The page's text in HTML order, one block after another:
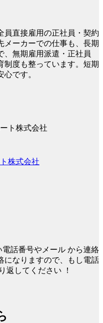
員直接雇用の正社員・契約
メーカーでの仕事も、長期
、無期雇用派遣・正社員
制度も整っています。短期
です。
株式会社
電話番号やメール から連絡
になりますので、もし電話
返してください ！